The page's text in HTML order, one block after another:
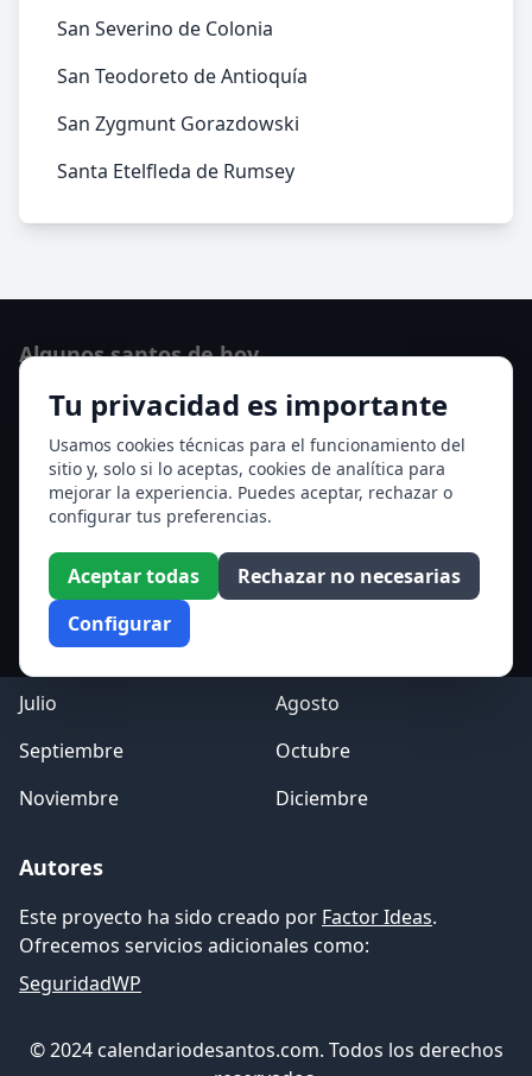
San Severino de Colonia
San Teodoreto de Antioquía
San Zygmunt Gorazdowski
Santa Etelfleda de Rumsey
Tu privacidad es importante
Usamos cookies técnicas para el funcionamiento del
sitio y, solo si lo aceptas, cookies de analítica para
mejorar la experiencia. Puedes aceptar, rechazar o
configurar tus preferencias.
Aceptar todas
Rechazar no necesarias
Configurar
Algunos santos de hoy
San Lorenzo
Ver todos los santos de hoy
Acceso a los Meses
Enero
Febrero
Marzo
Abril
Mayo
Julio
Agosto
Septiembre
Octubre
Noviembre
Diciembre
Autores
Este proyecto ha sido creado por Factor Ideas.
Ofrecemos servicios adicionales como:
SeguridadWP
© 2024 calendariodesantos.com. Todos los derechos